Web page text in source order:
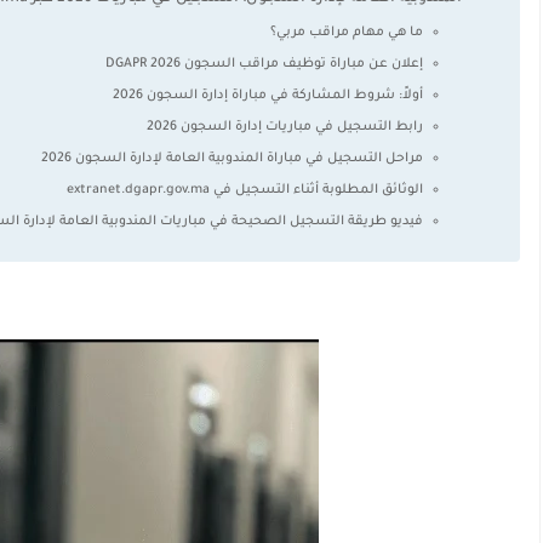
ما هي مهام مراقب مربي؟
إعلان عن مباراة توظيف مراقب السجون 2026 DGAPR
أولاً: شروط المشاركة في مباراة إدارة السجون 2026
رابط التسجيل في مباريات إدارة السجون 2026
مراحل التسجيل في مباراة المندوبية العامة لإدارة السجون 2026
الوثائق المطلوبة أثناء التسجيل في extranet.dgapr.gov.ma
فيديو طريقة التسجيل الصحيحة في مباريات المندوبية العامة لإدارة